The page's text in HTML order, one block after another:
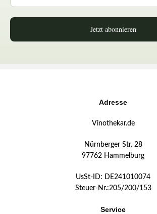
Jetzt abonnieren
Adresse
Vinothekar.de
Nürnberger Str. 28
97762 Hammelburg
UsSt-ID: DE241010074
Steuer-Nr.:205/200/153
Service